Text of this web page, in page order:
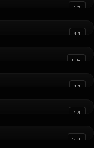
17
11
05
11
14
23